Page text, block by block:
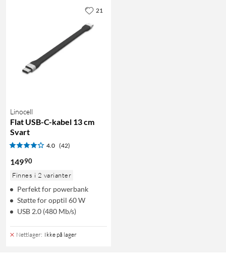
Linocell
Flat USB-C-kabel 13 cm
Svart
4.0 (42)
14990
Finnes i 2 varianter
Perfekt for powerbank
Støtte for opptil 60 W
USB 2.0 (480 Mb/s)
Nettlager: Ikke på lager
21